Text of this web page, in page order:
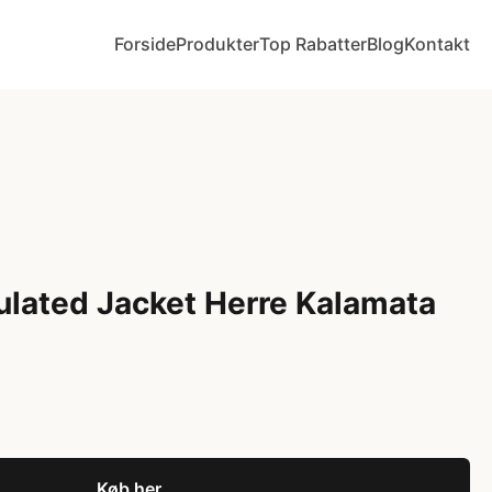
ForsideProdukterTop RabatterBlogKontakt
Jacket Herre Kalamata